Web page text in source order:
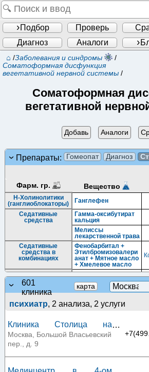
Подбор Проверь
Диагноз
Аналоги
⌂ /Заболевания и синдромы
/
Соматоформная дисфункция
вегетативной нервной системы/
Соматоформная
вегетативной
Добавь Аналоги
Препараты: Гомеопат Диагноз
Фарм. гр. Вещество
Н-Холинолитики
(ганглиоблокаторы)
Ганглефен
Седативные
средства
Гамма-оксибутират
кальция
Мелиссы
лекарственной трава
Седативные
средства в
комбинациях
Фенобарбитал +
Этилбромизовалери
анат + Мятное масло
+ Хмелевое масло
Сердечные
гликозиды и
негликозидные
кардиотонические
Боярышника плоды
Ландыша травы
Серотонинергическ
601
клиника
карта
психиатр, 2 анализа, 2 услуги
Клиника Столица на
Арбате
Москва, Большой Власьевский
пер., д. 9
+7(499